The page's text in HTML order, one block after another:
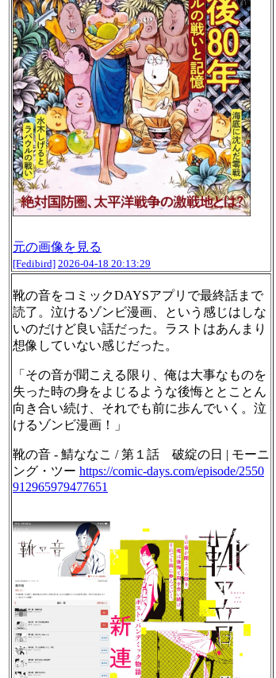
元の画像を見る
[Fedibird] 2026-04-18 20:13:29
靴の音をコミックDAYSアプリで最終話まで
読了。泣けるゾンビ漫画、という感じはしな
いのだけど良い話だった。ラストはあんまり
想像していない感じだった。
「その音が聞こえる限り、俺は大事なものを
失った時の身をよじるような後悔ととことん
向き合い続け、それでも前に歩んでいく。泣
けるゾンビ漫画！」
靴の音 - 鯖ななこ / 第１話 破綻の日 | モーニ
ング・ツー https://comic-days.com/episode/2550
912965979477651